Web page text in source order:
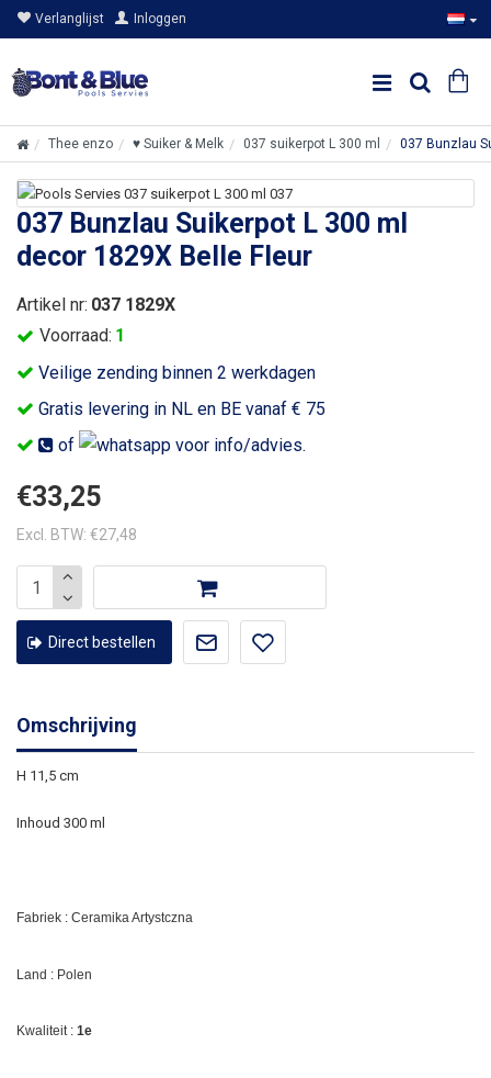
Verlanglijst Inloggen
Thee enzo ♥ Suiker & Melk 037 suikerpot L 300 ml 037 Bunzlau
037 Bunzlau Suikerpot L 300 ml
decor 1829X Belle Fleur
Veilige zending binnen 2 werkdagen
Gratis levering in NL en BE vanaf € 75
of
voor info/advies.
Voorraad: 1
Artikel nr: 037 1829X
€33,25
Excl. BTW: €27,48
Direct bestellen
Omschrijving
H 11,5 cm
Inhoud 300 ml
Fabriek : Ceramika Artystczna
Land : Polen
Kwaliteit : 1e